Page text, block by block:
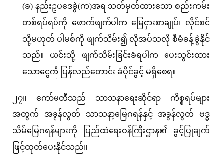
(ခ) နည်းဥပဒေခွဲ(က)အရ သတ်မှတ်ထားသော စည်းကမ်း
တစ်ရပ်ရပ်ကို ဖောက်ဖျက်ပါက မြေငှားစာချုပ်၊ လိုင်စင်
သို့မဟုတ် ပါမစ်ကို ဖျက်သိမ်း၍ လိုအပ်သလို စီမံခန့်ခွဲနိုင်
သည်။ ယင်းသို့ ဖျက်သိမ်းခြင်းခံရပါက ပေးသွင်းထား
သောငွေကို ပြန်လည်တောင်း ခံပိုင်ခွင့် မရှိစေရ။
၂၇။ ကော်မတီသည် သာသနာရေးဆိုင်ရာ ကိစ္စရပ်များ
အတွက် အခွန်လွတ် သာသနာ့မြေဂရန်နှင့် အခွန်လွတ် ဗဒ္ဓ
သိမ်မြေဂရန်များကို ပြည်ထဲရေးဝန်ကြီးဌာန၏ ခွင့်ပြုချက်
ဖြင့်ထုတ်ပေးနိုင်သည်။